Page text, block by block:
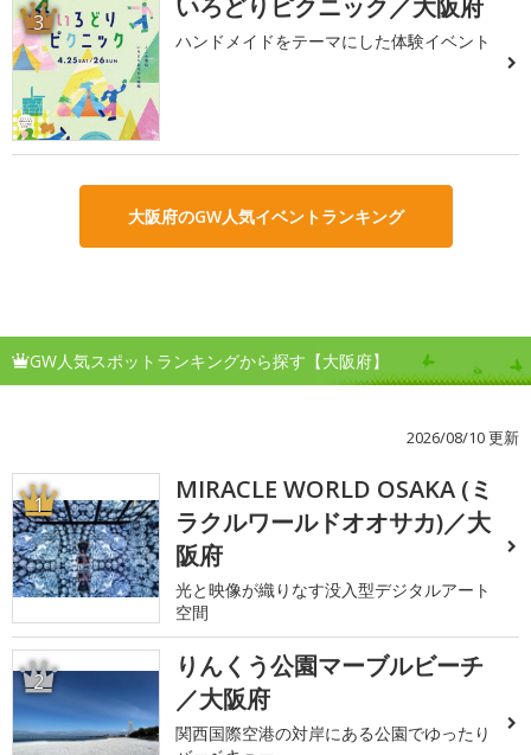
3
ハンドメイドをテーマにした体験イベント
大阪府のGW人気イベントランキング
GW人気スポットランキングから探す【大阪府】
2026/08/10 更新
1
MIRACLE WORLD OSAKA (ミ
ラクルワールドオオサカ)／大
阪府
光と映像が織りなす没入型デジタルアート
空間
2
りんくう公園マーブルビーチ
／大阪府
関西国際空港の対岸にある公園でゆったり